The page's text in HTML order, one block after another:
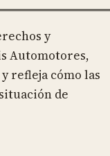
y
Automotores,
refleja cómo las
de